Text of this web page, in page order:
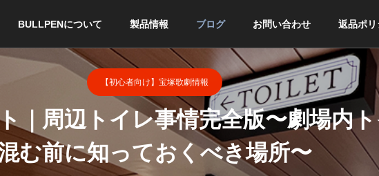
BULLPENについて 製品情報 ブログ お問い合わせ 返品ポリ
【初心者向け】宝塚歌劇情報
｜周辺トイレ事情完全版〜劇場内
む前に知っておくべき場所〜